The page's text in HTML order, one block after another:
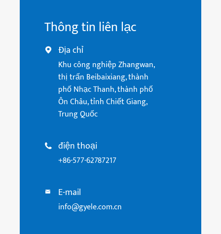
Thông tin liên lạc
 Địa chỉ
Khu công nghiệp Zhangwan,
thị trấn Beibaixiang, thành
phố Nhạc Thanh, thành phố
Ôn Châu, tỉnh Chiết Giang,
Trung Quốc
 điện thoại
+86-577-62787217
 E-mail
info@gyele.com.cn